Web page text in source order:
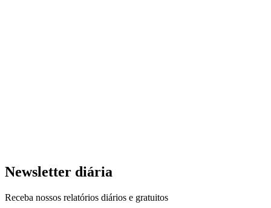
Newsletter diária
Receba nossos relatórios diários e gratuitos